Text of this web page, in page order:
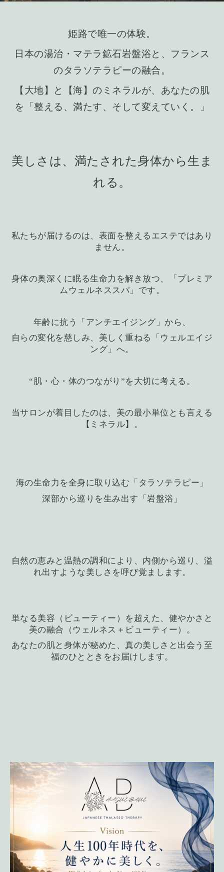
姫路で唯一の体験。
日本の湯治・マテラ鉱石岩盤浴と、フランス
のタラソテラピーの融合。
【大地】と【海】のミネラルが、あなたの肌
を「整える、満たす、そして変えていく。」
美しさは、満たされた身体から生ま
れる。
私たちが届けるのは、表面を整えるエステではあり
ません。
身体の奥深くに眠る生命力を解き放つ、「プレミア
ムウェルネススパ」です。
年齢に抗う「アンチエイジング」から、
自らの変化を慈しみ、美しく重ねる「ウェルエイジ
ング」へ。
“肌・心・体のつながり”を大切に考える。
当サロンが着目したのは、美の最小単位とも言える
【ミネラル】。
海の生命力を全身に取り込む「タラソテラピー」
深部から巡りを生み出す「岩盤浴」
自然の恵みと温熱の調和により、内側から巡り、溢
れ出すような美しさを呼び覚まします。
単なる美容（ビューティー）を超えた、健やかさと
美の融合（ウェルネス＋ビューティー）。
あなたの肌と身体が秘めた、真の美しさと出会う至
福のひとときをお届けします。